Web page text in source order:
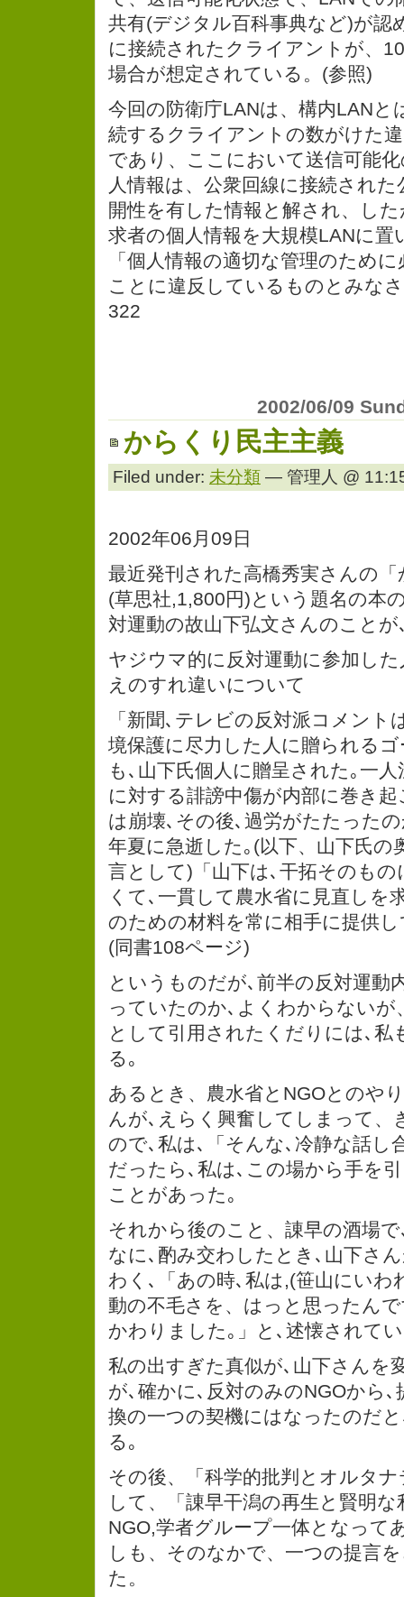
共有(デジタル百科事典など)が認
に接続されたクライアントが、
場合が想定されている。(参照)
今回の防衛庁LANは、構内LANと
続するクライアントの数がけた
であり、ここにおいて送信可能
人情報は、公衆回線に接続され
開性を有した情報と解され、し
求者の個人情報を大規模LANに置
「個人情報の適切な管理のため
ことに違反しているものとみな
322
2002/06/09
からくり民主主義
Filed under: 未分類 — 管理人 @
2002年06月09日
最近発刊された高橋秀実さんの
(草思社,1,800円)という題名の本
対運動の故山下弘文さんのこと
ヤジウマ的に反対運動に参加し
えのすれ違いについて
「新聞､テレビの反対派コメント
境保護に尽力した人に贈られる
も､山下氏個人に贈呈された｡一
に対する誹謗中傷が内部に巻き
は崩壊､その後､過労がたたった
年夏に急逝した｡(以下、山下氏の
言として)「山下は､干拓そのも
くて､一貫して農水省に見直しを
のための材料を常に相手に提供
(同書108ページ)
というものだが､前半の反対運動
っていたのか､よくわからないが
として引用されたくだりには､私
る｡
あるとき、農水省とNGOとのや
んが､えらく興奮してしまって、
ので､私は､「そんな､冷静な話し
だったら､私は､この場から手を
ことがあった｡
それから後のこと、諌早の酒場
なに､酌み交わしたとき､山下さ
わく､「あの時､私は,(笹山にいわ
動の不毛さを、はっと思ったん
かわりました｡」と､述懐されて
私の出すぎた真似が､山下さんを
が､確かに､反対のみのNGOから､
換の一つの契機にはなったのだ
る｡
その後、「科学的批判とオルタ
して、「諌早干潟の再生と賢明
NGO,学者グループ一体となって
しも、そのなかで、一つの提言
た。